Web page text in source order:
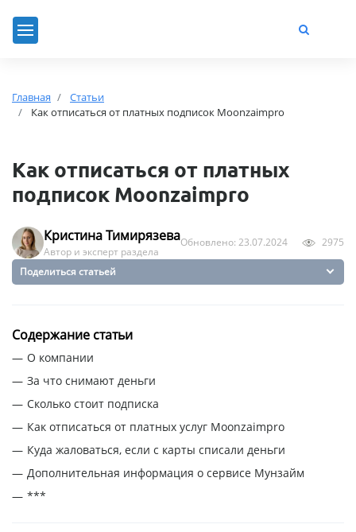
Главная
Статьи
Как отписаться от платных подписок Moonzaimpro
Как отписаться от платных
подписок Moonzaimpro
Кристина Тимирязева
Автор и эксперт раздела
Обновлено: 23.07.2024 2975
Поделиться статьей
Содержание статьи
О компании
За что снимают деньги
Сколько стоит подписка
Как отписаться от платных услуг Moonzaimpro
Куда жаловаться, если с карты списали деньги
Дополнительная информация о сервисе Мунзайм
***